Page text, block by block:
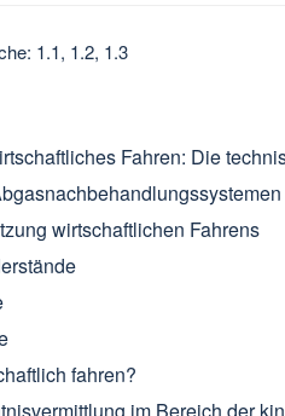
1.1, 1.2, 1.3
Fahren: Die
wirtschaftlichen Fahrens
fahren?